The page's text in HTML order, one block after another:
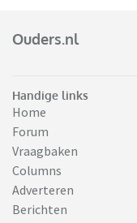
Ouders.nl
Handige links
Home
Forum
Vraagbaken
Columns
Adverteren
Berichten